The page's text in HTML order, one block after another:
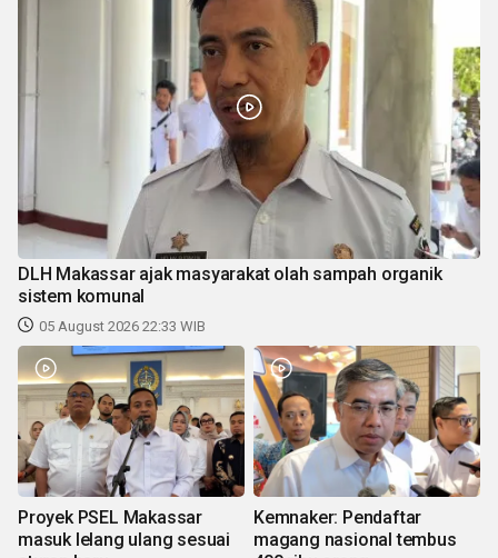
DLH Makassar ajak masyarakat olah sampah organik
sistem komunal
05 August 2026 22:33 WIB
Proyek PSEL Makassar
masuk lelang ulang sesuai
Kemnaker: Pendaftar
magang nasional tembus